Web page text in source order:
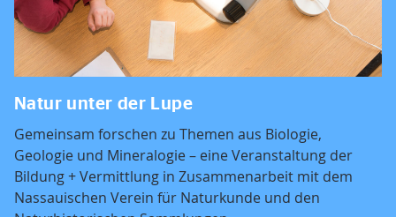
Natur unter der Lupe
Gemeinsam forschen zu Themen aus Biologie,
Geologie und Mineralogie – eine Veranstaltung der
Bildung + Vermittlung in Zusammenarbeit mit dem
Nassauischen Verein für Naturkunde und den